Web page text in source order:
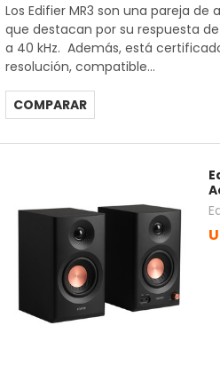
Los Edifier MR3 son una pareja
que destacan por su respuesta
a 40 kHz. Además, está
resolución, compatible...
COMPARAR